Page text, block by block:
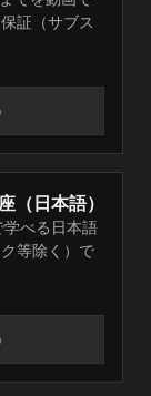
証（サブス
日本語）
べる日本語
等除く）で